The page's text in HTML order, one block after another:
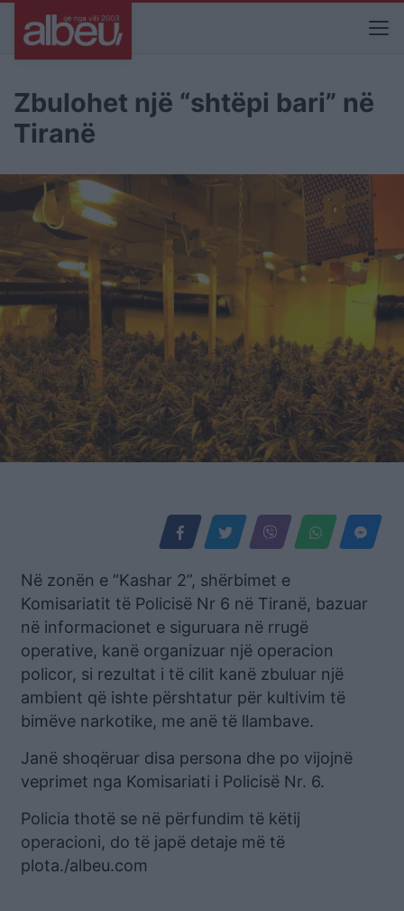
Zbulohet një “shtëpi bari” në
Tiranë
Në zonën e “Kashar 2”, shërbimet e
Komisariatit të Policisë Nr 6 në Tiranë, bazuar
në informacionet e siguruara në rrugë
operative, kanë organizuar një operacion
policor, si rezultat i të cilit kanë zbuluar një
ambient që ishte përshtatur për kultivim të
bimëve narkotike, me anë të llambave.
Janë shoqëruar disa persona dhe po vijojnë
veprimet nga Komisariati i Policisë Nr. 6.
Policia thotë se në përfundim të këtij
operacioni, do të japë detaje më të
plota./albeu.com